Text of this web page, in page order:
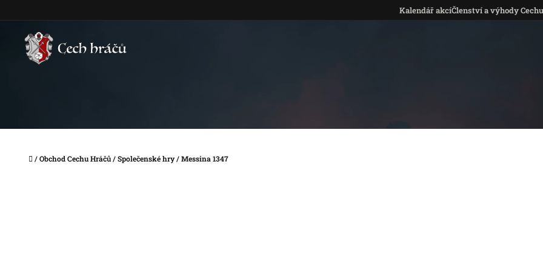
Kalendář akcíČlenství a výhody Cechu
Domů
/Obchod Cechu Hráčů/Společenské hry/Messina 1347